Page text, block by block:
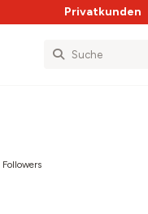
Privatkunden
Followers